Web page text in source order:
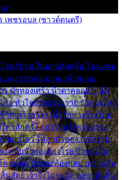
ญ
เพชรอุบล (ซาวด์ดนตรี)
โรครักรุม ในอกกลัดกลุ้ม โดนแฟน
และรูปหล่อ มาพะเน้าพะนอ
ร บัวทองเศร้า น้ำตาคลอเบ้า เฝ้า
ล หัวใจบัวทองระรวย บัวทองโศก
วิตเคว้งคว้าง เมื่อรักห่างร้างไกล
ครสักครั้ง อย่าไปหวังความรวย
ลมาไกว ให้ลูกบัวทอง เวรกรรม
ง กลีบบัวทองต้องโรย บัวทองไม่
คลนตม บัวทองท้องกลม เพราะลืม
นสัตย์ เจ้าจึงไม่ระมัด หลงกลิ่นลิ้น